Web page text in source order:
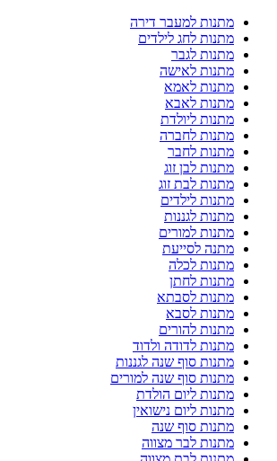
מתנות למעבר דירה
מתנות לחג לילדים
מתנות לגבר
מתנות לאישה
מתנות לאמא
מתנות לאבא
מתנות ליולדת
מתנות לחברה
מתנות לחבר
מתנות לבן זוג
מתנות לבת זוג
מתנות לילדים
מתנות לגננות
מתנות למורים
מתנה לסייעת
מתנות לכלה
מתנות לחתן
מתנות לסבתא
מתנות לסבא
מתנות להורים
מתנות לדודה ולדוד
מתנות סוף שנה לגננות
מתנות סוף שנה למורים
מתנות ליום הולדת
מתנות ליום נישואין
מתנות סוף שנה
מתנות לבר מצווה